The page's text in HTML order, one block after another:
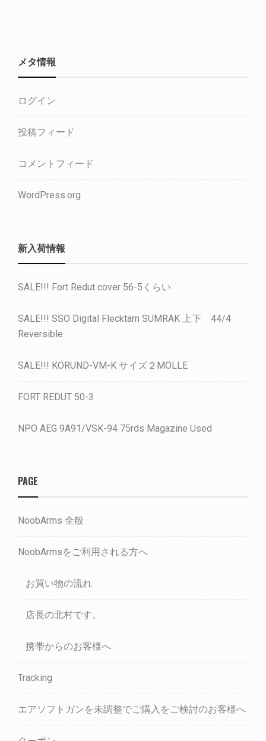
メタ情報
ログイン
投稿フィード
コメントフィード
WordPress.org
新入荷情報
SALE!!! Fort Redut cover 56-5くらい
SALE!!! SSO Digital Flecktarn SUMRAK 上下 44/4
Reversible
SALE!!! KORUND-VM-K サイズ２MOLLE
FORT REDUT 50-3
NPO AEG 9A91/VSK-94 75rds Magazine Used
PAGE
NoobArms 全般
NoobArmsをご利用される方へ
お買い物の流れ
店長の北村です。
携帯からのお客様へ
Tracking
エアソフトガンを未調整でご購入をご検討のお客様へ